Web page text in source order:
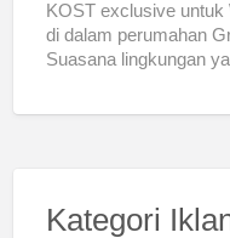
KOST exclusive untuk
di dalam perumahan
Suasana lingkungan
Kategori